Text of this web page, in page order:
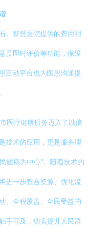
。智慧医院提供的费用明
度即时评价等功能，保障
互动平台也为医患沟通提
医疗健康服务迈入了以信
技术的应用，更是服务理
健康为中心”。随着技术的
进一步整合资源、优化流
、全程覆盖、全民受益的
手可及，切实提升人民群